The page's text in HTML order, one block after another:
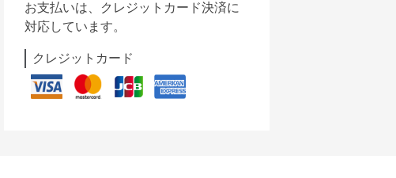
お支払いは、クレジットカード決済に
対応しています。
クレジットカード